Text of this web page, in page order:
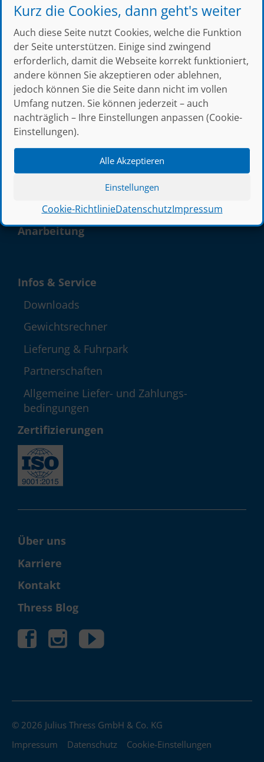
Kurz die Cookies, dann geht's weiter
Auch diese Seite nutzt Cookies, welche die Funktion
der Seite unterstützen. Einige sind zwingend
erforderlich, damit die Webseite korrekt funktioniert,
andere können Sie akzeptieren oder ablehnen,
jedoch können Sie die Seite dann nicht im vollen
Umfang nutzen. Sie können jederzeit – auch
nachträglich – Ihre Einstellungen anpassen (Cookie-
Einstellungen).
Alle Akzeptieren
Einstellungen
Cookie-RichtlinieDatenschutzImpressum
8.00 – 12.15 Uhr
13.00 – 14.30 Uhr
Freitag
7.15 – 12.15 Uhr
Sortiment
Walzstahl
Edelstahl | Aluminium
Bauelemente
Anarbeitung
Infos & Service
Down­loads
Gewichts­rechner
Lieferung & Fuhrpark
Partner­schaften
Allgemeine Liefer- und Zahlungs­
bedingungen
Zerti­fizie­rungen
Über uns
Karriere
Kontakt
Thress Blog
© 2026 Julius Thress GmbH & Co. KG
Impressum
Datenschutz Cookie-Einstellungen